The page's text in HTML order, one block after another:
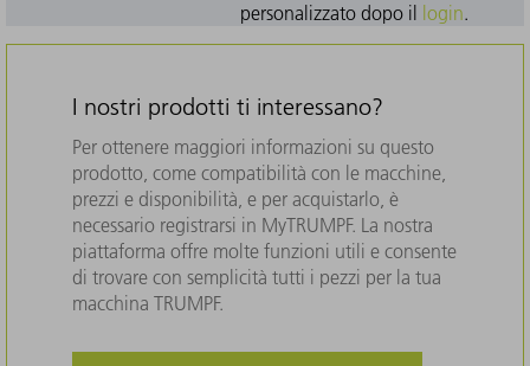
personalizzato dopo il
login.
I nostri prodotti ti interessano?
Per ottenere maggiori informazioni su questo
prodotto, come compatibilità con le macchine,
prezzi e disponibilità, e per acquistarlo, è
necessario registrarsi in MyTRUMPF. La nostra
piattaforma offre molte funzioni utili e consente
di trovare con semplicità tutti i pezzi per la tua
macchina TRUMPF.